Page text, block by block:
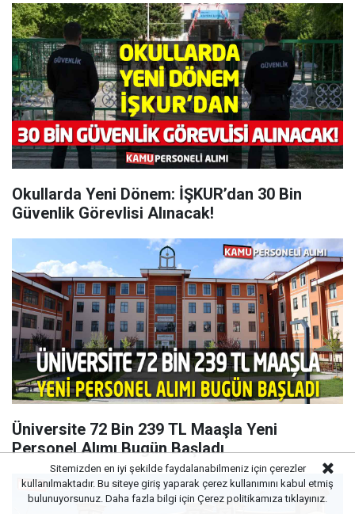
Okullarda Yeni Dönem: İŞKUR’dan 30 Bin
Güvenlik Görevlisi Alınacak!
Üniversite 72 Bin 239 TL Maaşla Yeni
Personel Alımı Bugün Başladı
Sitemizden en iyi şekilde faydalanabilmeniz için çerezler
kullanılmaktadır. Bu siteye giriş yaparak çerez kullanımını kabul etmiş
bulunuyorsunuz. Daha fazla bilgi için Çerez politikamıza tıklayınız.